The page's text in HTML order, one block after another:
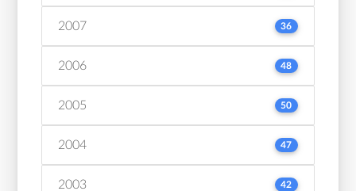
2007 36
2006 48
2005 50
2004 47
2003 42